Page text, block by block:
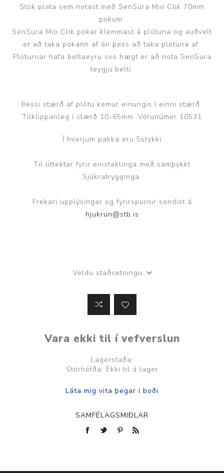
Stök plata sem notast með SenSura Mio Clik 70mm
pokum
SenSura Mio Clik pokar klemmast á plötuna og auðvelt
er að taka pokann af án þess að taka plötuna af
Plöturnar hafa beltaeyru svo hægt er að nota SenSura
teygju belti
Þessi stærð af plötu kemur einungis í einni stærð
Tilklippanleg í stærð 10-65mm. Vörunúmer 10531
Í hverjum pakka eru 5stykki
Til úttektar fyrir einstaklinga með samþykkt
Sjúkratrygginga
Frekari upplýsingar og fyrirspurnir sendist á
hjukrun@stb.is
Veldu staðsetningu
Vara ekki til í vefverslun
Lagerstaða:
Stórhöfða: Ekki til á lager
SAMFÉLAGSMIÐLAR